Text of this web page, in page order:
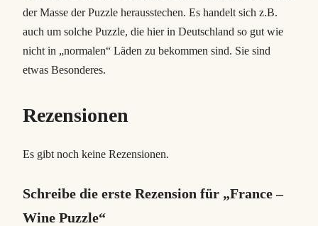
der Masse der Puzzle herausstechen. Es handelt sich z.B.
auch um solche Puzzle, die hier in Deutschland so gut wie
nicht in „normalen“ Läden zu bekommen sind. Sie sind
etwas Besonderes.
Rezensionen
Es gibt noch keine Rezensionen.
Schreibe die erste Rezension für „France –
Wine Puzzle“